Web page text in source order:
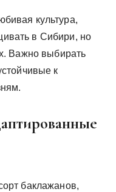
культура,
в Сибири, но
Важно выбирать
к
баклажанов,